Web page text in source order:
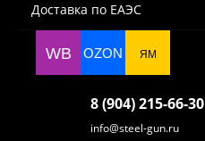
Доставка по ЕАЭС
WB OZON ЯМ
8 (904) 215-66-30
info@steel-gun.ru